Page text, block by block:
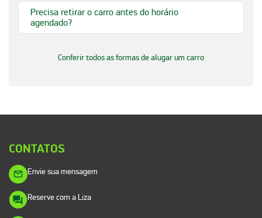
Precisa retirar o carro antes do horário
agendado?
Conferir todos as formas de alugar um carro
CONTATOS
Envie sua mensagem
Reserve com a Liza